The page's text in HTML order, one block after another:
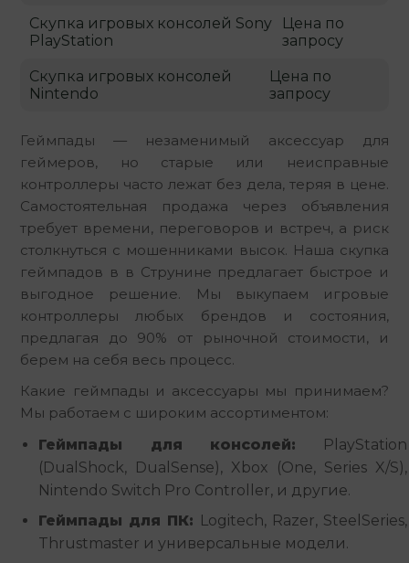
Геймпады — незаменимый аксессуар для
геймеров, но старые или неисправные
контроллеры часто лежат без дела, теряя в цене.
Самостоятельная продажа через объявления
требует времени, переговоров и встреч, а риск
столкнуться с мошенниками высок. Наша скупка
геймпадов в в Струнине предлагает быстрое и
выгодное решение. Мы выкупаем игровые
контроллеры любых брендов и состояния,
предлагая до 90% от рыночной стоимости, и
берем на себя весь процесс.
Какие геймпады и аксессуары мы принимаем?
Мы работаем с широким ассортиментом:
Геймпады для консолей: PlayStation
(DualShock, DualSense), Xbox (One, Series X/S),
Nintendo Switch Pro Controller, и другие.
Геймпады для ПК: Logitech, Razer, SteelSeries,
Thrustmaster и универсальные модели.
Скупка игровых консолей Sony
PlayStation
Цена по
запросу
Скупка игровых консолей
Nintendo
Цена по
запросу